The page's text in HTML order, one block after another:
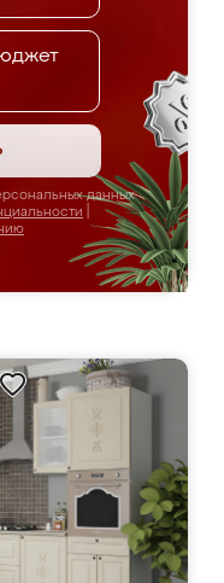
данных